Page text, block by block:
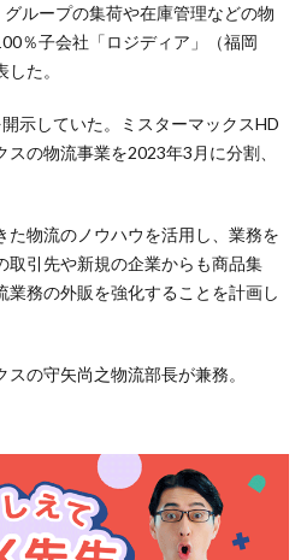
ループの集荷や在庫管理などの物
％子会社「ロジディア」（福岡
た。
示していた。ミスターマックスHD
の物流事業を2023年3月に分割、
た物流のノウハウを活用し、業務を
取引先や新規の企業からも商品集
務の外販を強化することを計画し
の守矢尚之物流部長が兼務。